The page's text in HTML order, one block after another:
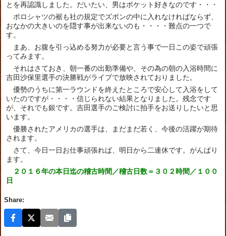
とを再認識しました。だいたい、男はポケット好きなのです・・・
ポロシャツの裾も社の規定でズボンの中に入れなければならず、
おなかの大きいのを隠す事が出来ないのも・・・・難点の一つで
す。
まあ、お腹を引っ込める努力が必要と言う事で一日この姿で頑張
ってみます。
それはさておき、朝一番の出勤準備や、その為の朝の入浴時間に
吉田沙保里選手の決勝戦がライブで放映されておりました。
優勢のうちに第一ラウンドを終えたところで安心して入浴をして
いたのですが・・・・信じられない結果となりました。残念です
が、それでも銀です。吉田選手のご検討に拍手をお送りしたいと思
います。
優勝されたアメリカの選手は、まだまだ若く、今後の活躍が期待
されます。
さて、今日一日お仕事頑張れば、明日から二連休です。がんばり
ます。
２０１６年の本日迄の稽古時間／稽古日数＝３０２ 時間／１００
日
Share: